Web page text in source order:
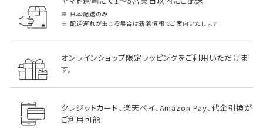
日本配送のみ
配送遅れが生じる場合は新着情報でご案内いたします
オンラインショップ限定ラッピングをご利用いただけま
す。
クレジットカード、楽天ペイ、Amazon Pay、代金引換が
ご利用可能